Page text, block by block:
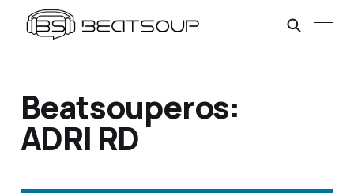
Beatsouperos:
ADRI RD